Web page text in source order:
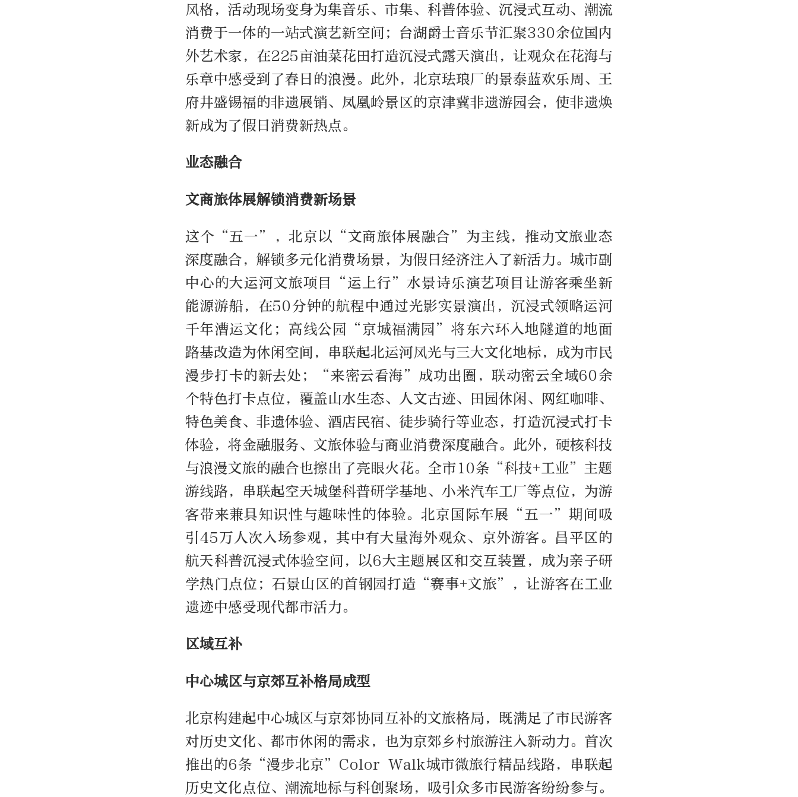
风格，活动现场变身为集音乐、市集、科普体验、沉浸式互动、潮流
消费于一体的一站式演艺新空间；台湖爵士音乐节汇聚330余位国内
外艺术家，在225亩油菜花田打造沉浸式露天演出，让观众在花海与
乐章中感受到了春日的浪漫。此外，北京珐琅厂的景泰蓝欢乐周、王
府井盛锡福的非遗展销、凤凰岭景区的京津冀非遗游园会，使非遗焕
新成为了假日消费新热点。
业态融合
文商旅体展解锁消费新场景
这个“五一”，北京以“文商旅体展融合”为主线，推动文旅业态
深度融合，解锁多元化消费场景，为假日经济注入了新活力。城市副
中心的大运河文旅项目“运上行”水景诗乐演艺项目让游客乘坐新
能源游船，在50分钟的航程中通过光影实景演出，沉浸式领略运河
千年漕运文化；高线公园“京城福满园”将东六环入地隧道的地面
路基改造为休闲空间，串联起北运河风光与三大文化地标，成为市民
漫步打卡的新去处；“来密云看海”成功出圈，联动密云全域60余
个特色打卡点位，覆盖山水生态、人文古迹、田园休闲、网红咖啡、
特色美食、非遗体验、酒店民宿、徒步骑行等业态，打造沉浸式打卡
体验，将金融服务、文旅体验与商业消费深度融合。此外，硬核科技
与浪漫文旅的融合也擦出了亮眼火花。全市10条“科技+工业”主题
游线路，串联起空天城堡科普研学基地、小米汽车工厂等点位，为游
客带来兼具知识性与趣味性的体验。北京国际车展“五一”期间吸
引45万人次‌入场参观，其中有大量海外观众、京外游客。昌平区的
航天科普沉浸式体验空间，以6大主题展区和交互装置，成为亲子研
学热门点位；石景山区的首钢园打造“赛事+文旅”，让游客在工业
遗迹中感受现代都市活力。
区域互补
中心城区与京郊互补格局成型
北京构建起中心城区与京郊协同互补的文旅格局，既满足了市民游客
对历史文化、都市休闲的需求，也为京郊乡村旅游注入新动力。首次
推出的6条“漫步北京”Color Walk城市微旅行精品线路，串联起
历史文化点位、潮流地标与科创聚场，吸引众多市民游客纷纷参与。